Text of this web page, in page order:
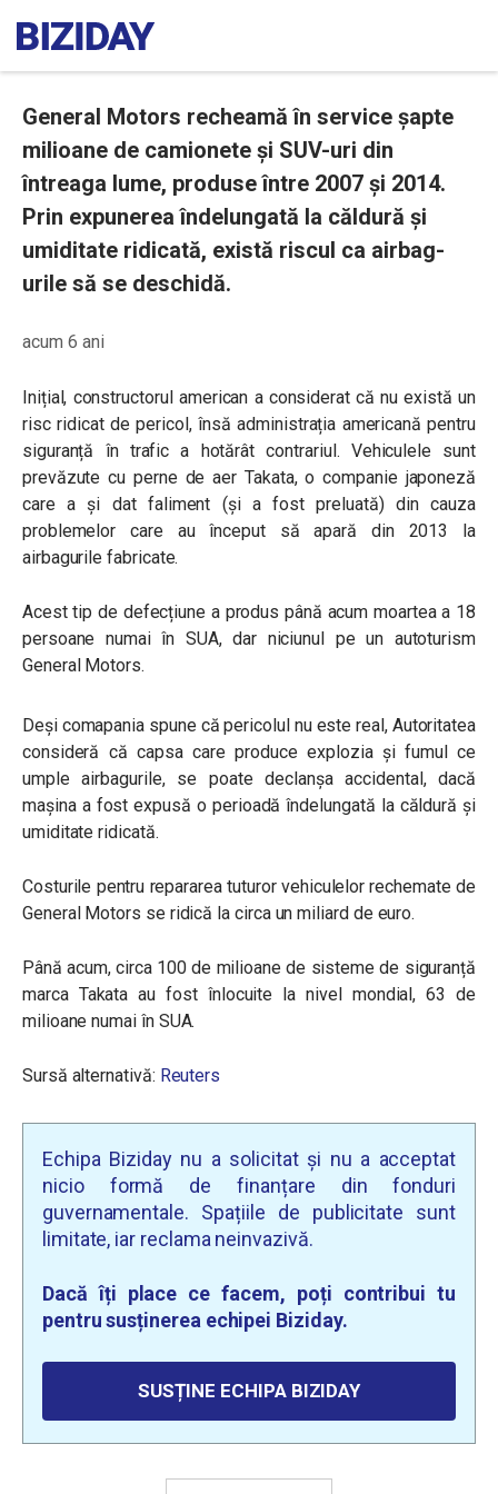
General Motors recheamă în service șapte
milioane de camionete și SUV-uri din
întreaga lume, produse între 2007 și 2014.
Prin expunerea îndelungată la căldură și
umiditate ridicată, există riscul ca airbag-
urile să se deschidă.
acum 6 ani
Inițial, constructorul american a considerat că nu există un
risc ridicat de pericol, însă administrația americană pentru
siguranță în trafic a hotărât contrariul. Vehiculele sunt
prevăzute cu perne de aer Takata, o companie japoneză
care a și dat faliment (și a fost preluată) din cauza
problemelor care au început să apară din 2013 la
airbagurile fabricate.
Acest tip de defecțiune a produs până acum moartea a 18
persoane numai în SUA, dar niciunul pe un autoturism
General Motors.
Deși comapania spune că pericolul nu este real, Autoritatea
consideră că capsa care produce explozia și fumul ce
umple airbagurile, se poate declanșa accidental, dacă
mașina a fost expusă o perioadă îndelungată la căldură și
umiditate ridicată.
Costurile pentru repararea tuturor vehiculelor rechemate de
General Motors se ridică la circa un miliard de euro.
Până acum, circa 100 de milioane de sisteme de siguranță
marca Takata au fost înlocuite la nivel mondial, 63 de
milioane numai în SUA.
Sursă alternativă: Reuters
Echipa Biziday nu a solicitat și nu a acceptat
nicio formă de finanțare din fonduri
guvernamentale. Spațiile de publicitate sunt
limitate, iar reclama neinvazivă.
Dacă îți place ce facem, poți contribui tu
pentru susținerea echipei Biziday.
SUSȚINE ECHIPA BIZIDAY